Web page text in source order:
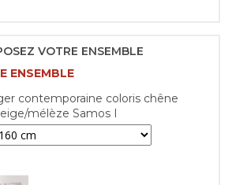
VOTRE ENSEMBLE
ENSEMBLE
contemporaine coloris chêne
mélèze Samos I